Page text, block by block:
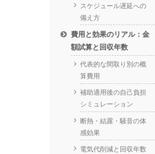
スケジュール遅延への
備え方
費用と効果のリアル：金
額試算と回収年数
代表的な間取り別の概
算費用
補助適用後の自己負担
シミュレーション
断熱・結露・騒音の体
感効果
電気代削減と回収年数